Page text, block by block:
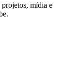
projetos, mídia e